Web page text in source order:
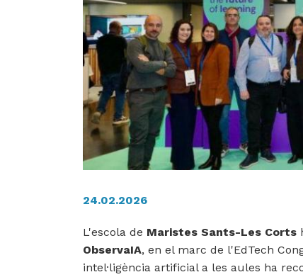
24.02.2026
L'escola de Maristes Sants-Les Corts
ObservaIA, en el marc de l'EdTech
intel·ligència artificial a les aules ha